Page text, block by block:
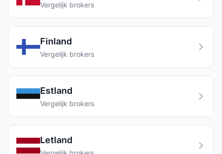
Vergelijk brokers
Finland
Vergelijk brokers
Estland
Vergelijk brokers
Letland